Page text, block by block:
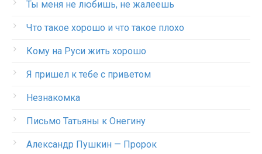
Ты меня не любишь, не жалеешь
Что такое хорошо и что такое плохо
Кому на Руси жить хорошо
Я пришел к тебе с приветом
Незнакомка
Письмо Татьяны к Онегину
Александр Пушкин — Пророк